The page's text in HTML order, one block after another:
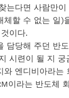
는다면 사람만
체할 수 없는 일)
이다.
담당해 주던 반
시련이 될 지 궁
와 엔디비아라는
이라는 반도체